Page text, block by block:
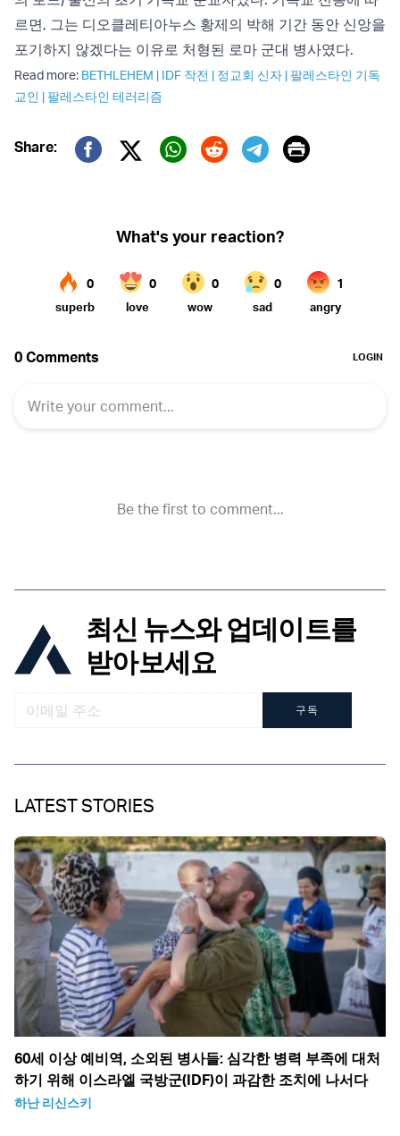
르면, 그는 디오클레티아누스 황제의 박해 기간 동안 신앙을
포기하지 않겠다는 이유로 처형된 로마 군대 병사였다.
Read more: BETHLEHEM | IDF 작전 | 정교회 신자 |팔레스타인 기독
교인 |팔레스타인 테러리즘
Share:
Twitter (X)
Print
최신 뉴스와 업데이트를
받아보세요
구독
LATEST STORIES
60세 이상 예비역, 소외된 병사들: 심각한 병력 부족에 대처
하기 위해 이스라엘 국방군(IDF)이 과감한 조치에 나서다
하난 리신스키